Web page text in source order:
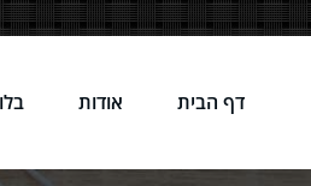
דף הבית אודות